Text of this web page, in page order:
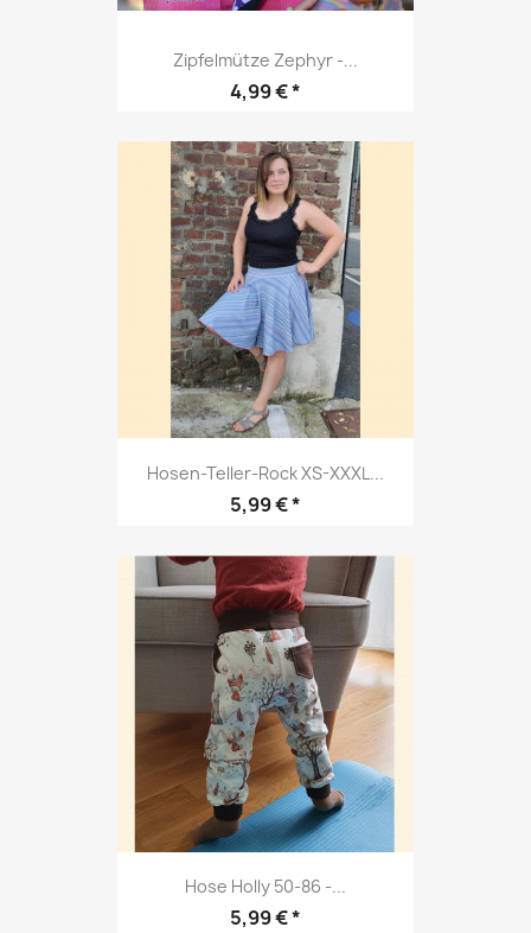
Zipfelmütze Zephyr -...
Preis
4,99 € *
Hosen-Teller-Rock XS-XXXL...
Preis
5,99 € *
Hose Holly 50-86 -...
Preis
5,99 € *